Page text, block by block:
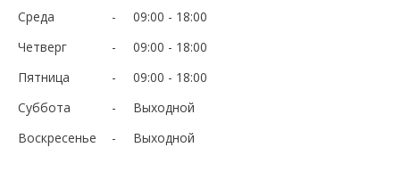
Среда
09:00
18:00
Четверг
09:00
18:00
Пятница
09:00
18:00
Суббота
Выходной
Воскресенье
Выходной